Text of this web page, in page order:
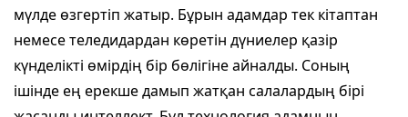
мүлде өзгертіп жатыр. Бұрын адамдар тек кітаптан
немесе теледидардан көретін дүниелер қазір
күнделікті өмірдің бір бөлігіне айналды. Соның
ішінде ең ерекше дамып жатқан салалардың бірі